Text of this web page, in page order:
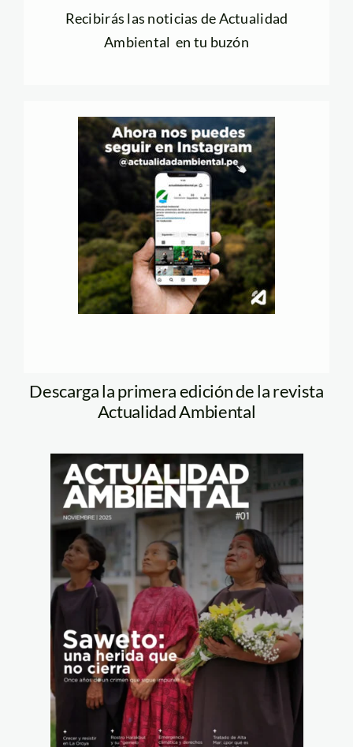
Recibirás las noticias de Actualidad
Ambiental en tu buzón
Descarga la primera edición de la revista
Actualidad Ambiental